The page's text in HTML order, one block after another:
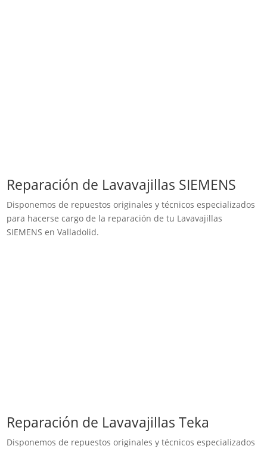
Reparación de Lavavajillas SIEMENS
Disponemos de repuestos originales y técnicos especializados
para hacerse cargo de la reparación de tu Lavavajillas
SIEMENS en Valladolid.
Reparación de Lavavajillas Teka
Disponemos de repuestos originales y técnicos especializados